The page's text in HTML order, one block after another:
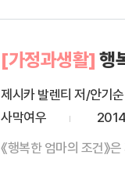
[가정과생활] 행
제시카 발렌티 저/안기
사막여우
《행복한 엄마의 조건》